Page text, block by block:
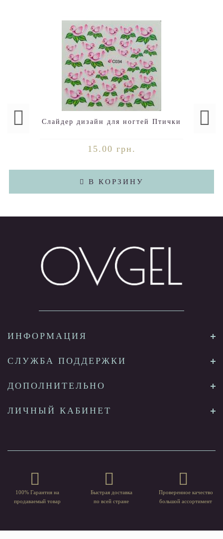
Слайдер дизайн для ногтей Птички
15.00 грн.
В КОРЗИНУ
ИНФОРМАЦИЯ
СЛУЖБА ПОДДЕРЖКИ
ДОПОЛНИТЕЛЬНО
ЛИЧНЫЙ КАБИНЕТ
100% Гарантия на
продаваемый товар
Быстрая доставка
по всей стране
Проверенное качество
большой ассортимент